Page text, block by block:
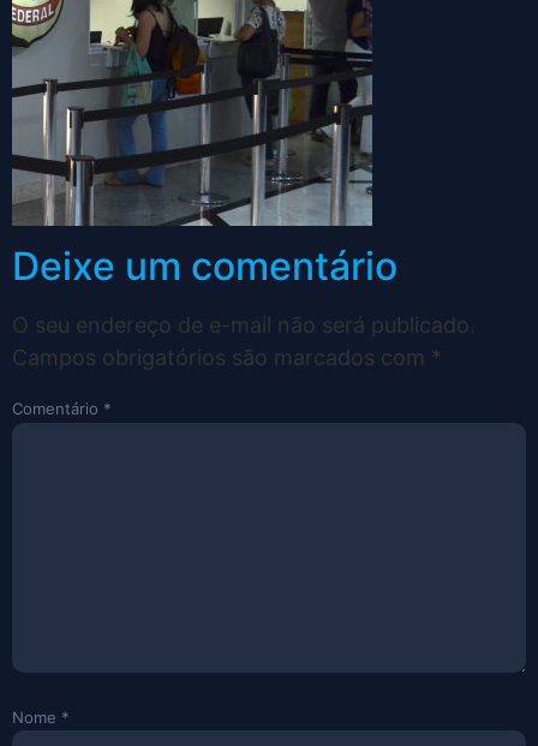
Deixe um comentário
O seu endereço de e-mail não será publicado.
Campos obrigatórios são marcados com *
Comentário *
Nome *